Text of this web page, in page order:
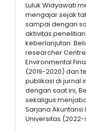
Luluk Widyawati
mengajar sejak
sampai dengan
aktivitas
keberlanjutan.
researcher
Environmental
(2019-2020) dan
publikasi di jurnal
dengan saat ini,
sekaligus
Sarjana Akuntansi
Universitas